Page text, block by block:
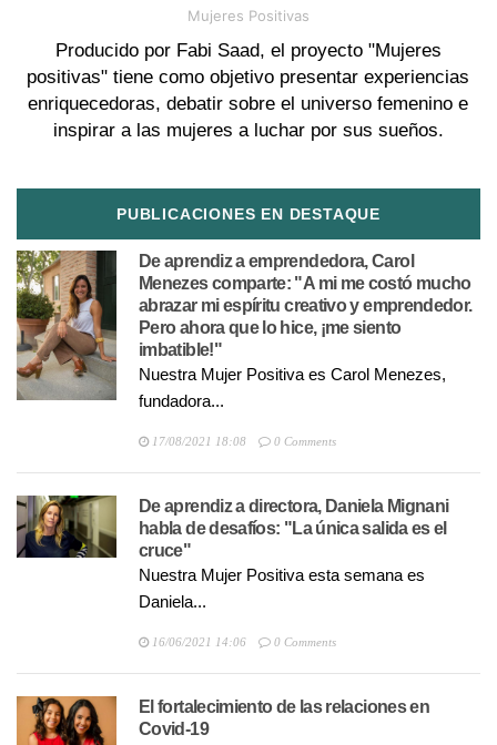
Mujeres Positivas
Producido por Fabi Saad, el proyecto "Mujeres
positivas" tiene como objetivo presentar experiencias
enriquecedoras, debatir sobre el universo femenino e
inspirar a las mujeres a luchar por sus sueños.
PUBLICACIONES EN DESTAQUE
De aprendiz a emprendedora, Carol
Menezes comparte: "A mi me costó mucho
abrazar mi espíritu creativo y emprendedor.
Pero ahora que lo hice, ¡me siento
imbatible!"
Nuestra Mujer Positiva es Carol Menezes,
fundadora...
17/08/2021 18:08 0 Comments
De aprendiz a directora, Daniela Mignani
habla de desafíos: "La única salida es el
cruce"
Nuestra Mujer Positiva esta semana es
Daniela...
16/06/2021 14:06 0 Comments
El fortalecimiento de las relaciones en
Covid-19